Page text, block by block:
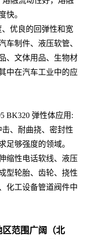
快。
优良的回弹性和宽
车制件、液压软管、
、文体用品、生物材
中在汽车工业中的应
BK320 弹性体应用:
、耐曲挠、密封性
足够强度的领域。
缩性电话软线、液压
型轮胎、齿轮、挠性
化工设备管道阀件中
范围广阔（北